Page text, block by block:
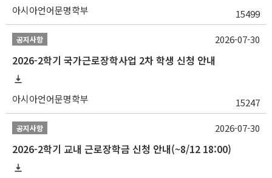
아시아언어문명학부 15499
공지사항
2026-2학기 국가근로장학사업 2차 학생 신청 안내
아시아언어문명학부 15247
2026-07-30
공지사항
2026-2학기 교내 근로장학금 신청 안내(~8/12 18:00)
2026-07-30